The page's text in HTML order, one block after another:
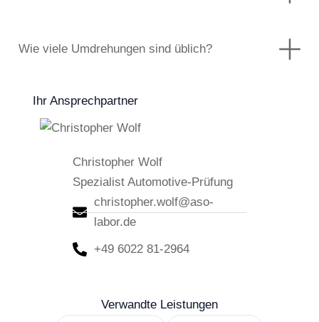
Wie viele Umdrehungen sind üblich?
Ihr Ansprechpartner
Christopher Wolf
Spezialist Automotive-Prüfung
christopher.wolf@aso-
labor.de
+49 6022 81-2964
Verwandte Leistungen